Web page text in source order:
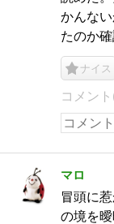
かんな
たのか確
ナイス
コメン
マロ
冒頭に
の境を